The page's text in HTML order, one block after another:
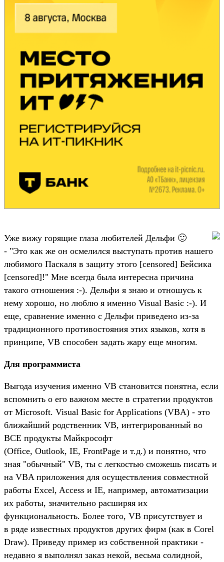
Уже вижу горящие глаза любителей Дельфи 🙂
- "Это как же он осмелился выступать против нашего
любимого Паскаля в защиту этого [censored] Бейсика
[censored]!" Мне всегда была интересна причина
такого отношения :-). Дельфи я знаю и отношусь к
нему хорошо, но люблю я именно Visual Basic :-). И
еще, сравнение именно с Дельфи приведено из-за
традиционного противостояния этих языков, хотя в
принципе, VB способен задать жару еще многим.
Для программиста
Выгода изучения именно VB становится понятна, если
вспомнить о его важном месте в стратегии продуктов
от Microsoft. Visual Basic for Applications (VBA) - это
ближайший родственник VB, интегрированный во
ВСЕ продукты Майкрософт
(Office, Outlook, IE, FrontPage и т.д.) и понятно, что
зная "обычный" VB, ты с легкостью сможешь писать и
на VBA приложения для осуществления совместной
работы Excel, Access и IE, например, автоматизации
их работы, значительно расширяя их
функциональность. Более того, VB присутствует и
в ряде известных продуктов других фирм (как в Corel
Draw). Приведу пример из собственной практики -
недавно я выполнял заказ некой, весьма солидной,